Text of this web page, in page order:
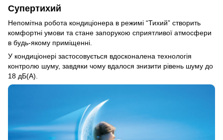
Супертихий
Непомітна робота кондиціонера в режимі “Тихий” створить
комфортні умови та стане запорукою сприятливої атмосфери
в будь-якому приміщенні.
У кондиціонері застосовується вдосконалена технологія
контролю шуму, завдяки чому вдалося знизити рівень шуму до
18 дБ(А).